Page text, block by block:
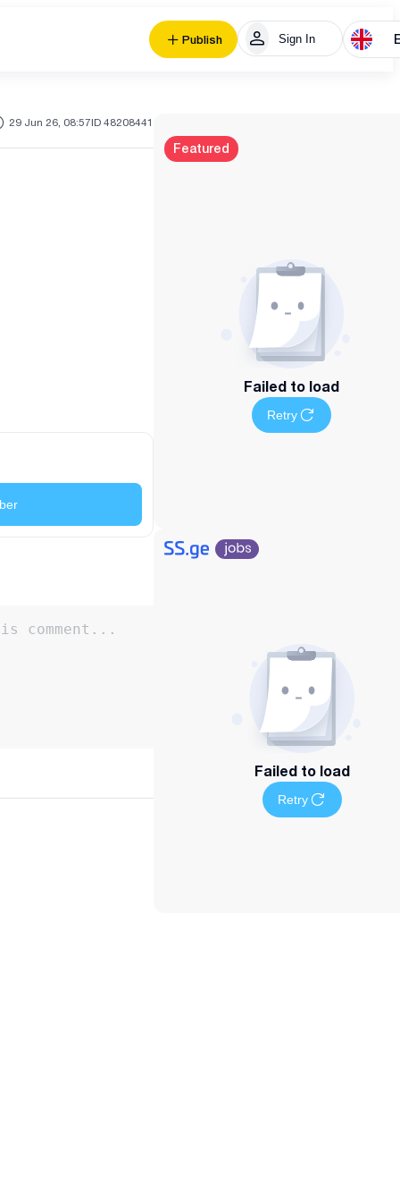
Publish Sign In
29 Jun 26, 08:57ID 48208441
Featured
Failed to load
Retry
Failed to load
Retry